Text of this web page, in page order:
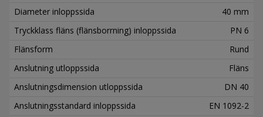
Diameter inloppssida
40 mm
Tryckklass fläns (flänsborrning) inloppssida
PN 6
Flänsform
Rund
Anslutning utloppssida
Fläns
Anslutningsdimension utloppssida
DN 40
Anslutningsstandard inloppssida
EN 1092-2